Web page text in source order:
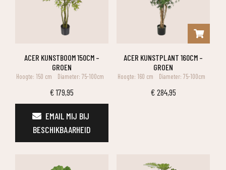
ACER KUNSTBOOM 150CM –
GROEN
Hoogte: 150 cm Diameter: 75-100cm
€179,95
EMAIL MIJ BIJ
BESCHIKBAARHEID
ACER KUNSTPLANT 160CM –
GROEN
Hoogte: 160 cm Diameter: 75-100cm
€ 284,95